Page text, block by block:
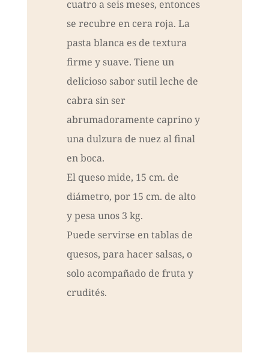
cuatro a seis meses, entonces
se recubre en cera roja. La
pasta blanca es de textura
firme y suave. Tiene un
delicioso sabor sutil leche de
cabra sin ser
abrumadoramente caprino y
una dulzura de nuez al final
en boca.
El queso mide, 15 cm. de
diámetro, por 15 cm. de alto
y pesa unos 3 kg.
Puede servirse en tablas de
quesos, para hacer salsas, o
solo acompañado de fruta y
crudités.